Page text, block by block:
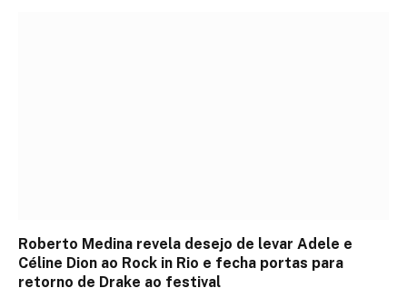
Roberto Medina revela desejo de levar Adele e
Céline Dion ao Rock in Rio e fecha portas para
retorno de Drake ao festival